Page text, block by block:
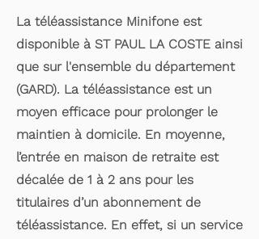
La téléassistance Minifone est
disponible à ST PAUL LA COSTE ainsi
que sur l'ensemble du département
(GARD). La téléassistance est un
moyen efficace pour prolonger le
maintien à domicile. En moyenne,
l’entrée en maison de retraite est
décalée de 1 à 2 ans pour les
titulaires d’un abonnement de
téléassistance. En effet, si un service